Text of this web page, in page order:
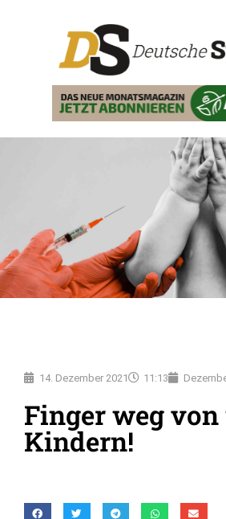
14. Dezember 2021 11:13
Finger weg
Kindern!